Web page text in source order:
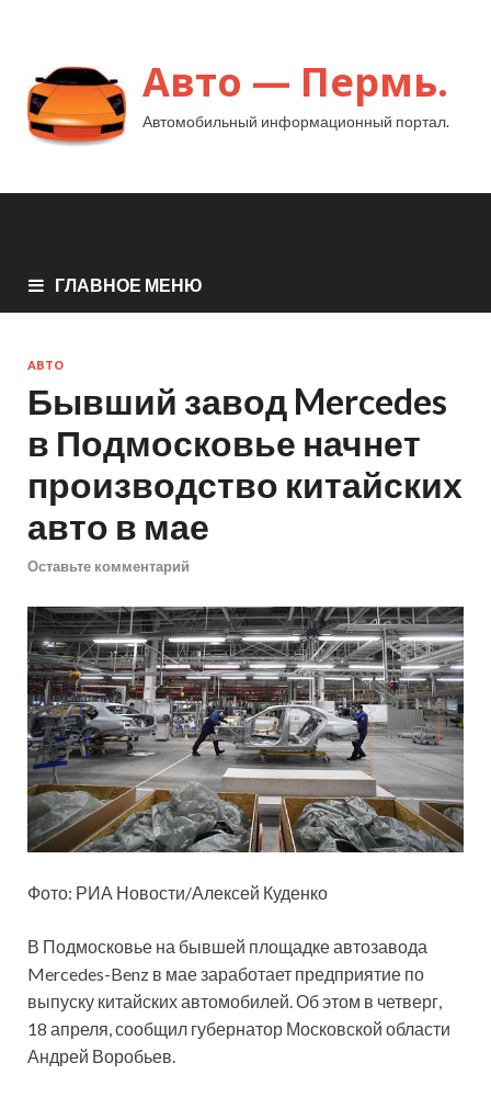
Авто — Пермь.
Автомобильный информационный портал.
ГЛАВНОЕ МЕНЮ
АВТО
Бывший завод Mercedes
в Подмосковье начнет
производство китайских
авто в мае
Оставьте комментарий
Фото: РИА Новости/Алексей Куденко
В Подмосковье на бывшей площадке автозавода
Mercedes-Benz в мае заработает предприятие по
выпуску китайских автомобилей. Об этом в четверг,
18 апреля, сообщил губернатор Московской области
Андрей Воробьев.